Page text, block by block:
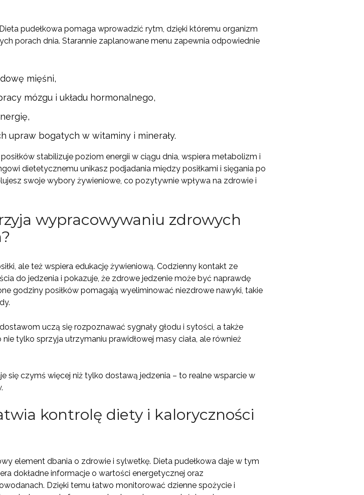
pudełkowa pomaga wprowadzić rytm, dzięki któremu organizm
porach dnia. Starannie zaplanowane menu zapewnia odpowiednie
mięśni,
mózgu i układu hormonalnego,
upraw bogatych w witaminy i minerały.
stabilizuje poziom energii w ciągu dnia, wspiera metabolizm i
dietetycznemu unikasz podjadania między posiłkami i sięgania po
swoje wybory żywieniowe, co pozytywnie wpływa na zdrowie i
wypracowywaniu zdrowych
ale też wspiera edukację żywieniową. Codzienny kontakt ze
do jedzenia i pokazuje, że zdrowe jedzenie może być naprawdę
godziny posiłków pomagają wyeliminować niezdrowe nawyki, takie
uczą się rozpoznawać sygnały głodu i sytości, a także
tylko sprzyja utrzymaniu prawidłowej masy ciała, ale również
się czymś więcej niż tylko dostawą jedzenia – to realne wsparcie w
kontrolę diety i kaloryczności
element dbania o zdrowie i sylwetkę. Dieta pudełkowa daje w tym
dokładne informacje o wartości energetycznej oraz
Dzięki temu łatwo monitorować dzienne spożycie i